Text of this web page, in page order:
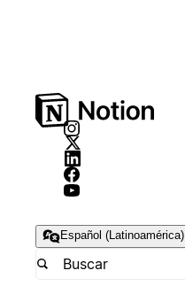
Español (Latinoamérica)